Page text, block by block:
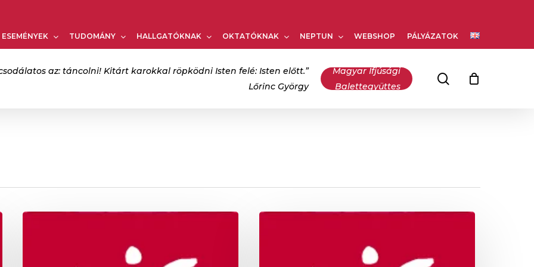
ESEMÉNYEK TUDOMÁNY HALLGATÓKNAK OKTATÓKNAK NEPTUN WEBSHOP PÁLYÁZATOK
az: táncolni! Kitárt karokkal röpködni Isten felé: Isten előtt.”
Lőrinc György
Magyar Ifjúsági
Balettegyüttes
keresés
Kosár
Nyílt
Magyar